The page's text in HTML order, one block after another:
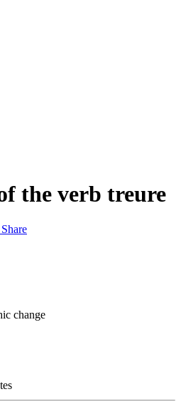
the verb treure
Share
change